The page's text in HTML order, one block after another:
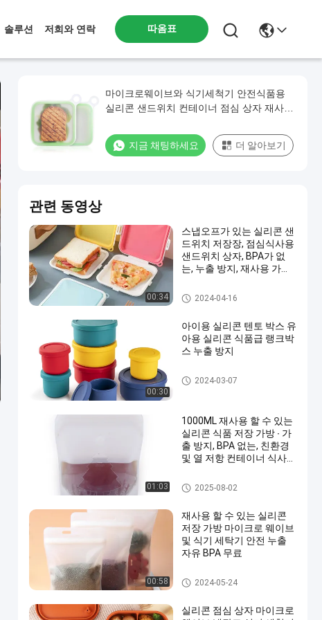
솔루션 저희와 연락 따옴표
마이크로웨이브와 식기세척기 안전식품용
실리콘 샌드위치 컨테이너 점심 상자 재사용
지금 채팅하세요 더 알아보기
관련 동영상
00:34
스냅오프가 있는 실리콘 샌
드위치 저장장, 점심식사용
샌드위치 상자, BPA가 없
는, 누출 방지, 재사용 가능
실리콘 도시락
2024-04-16
00:30
아이용 실리콘 텐토 박스 유
아용 실리콘 식품급 랭크박
스 누출 방지
실리콘 도시락
2024-03-07
01:03
1000ML 재사용 할 수 있는
실리콘 식품 저장 가방 ∙ 가
출 방지, BPA 없는, 친환경
및 열 저항 컨테이너 식사
디오 요리, 마이크로 웨브
사용, 여행, 그리고 플라스
실리콘 도시락
2025-08-02
00:58
재사용 할 수 있는 실리콘
저장 가방 마이크로 웨이브
및 식기 세탁기 안전 누출
자유 BPA 무료
실리콘 도시락
2024-05-24
실리콘 점심 상자 마이크로